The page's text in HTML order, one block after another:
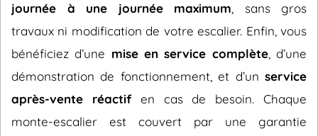
journée à une journée maximum , sans gros
travaux ni modification de votre escalier. Enfin, vous
bénéficiez d’une mise en service complète, d’une
démonstration de fonctionnement, et d’un service
après-vente réactifen cas de besoin. Chaque
monte-escalier est couvert par une garantie